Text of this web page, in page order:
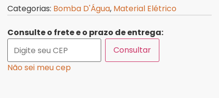
Categorias: Bomba D'Água, Material Elétrico
Consulte o frete e o prazo de entrega:
Consultar
Não sei meu cep